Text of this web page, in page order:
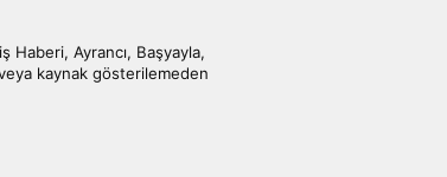
Haberi, Ayrancı, Başyayla,
kaynak gösterilemeden